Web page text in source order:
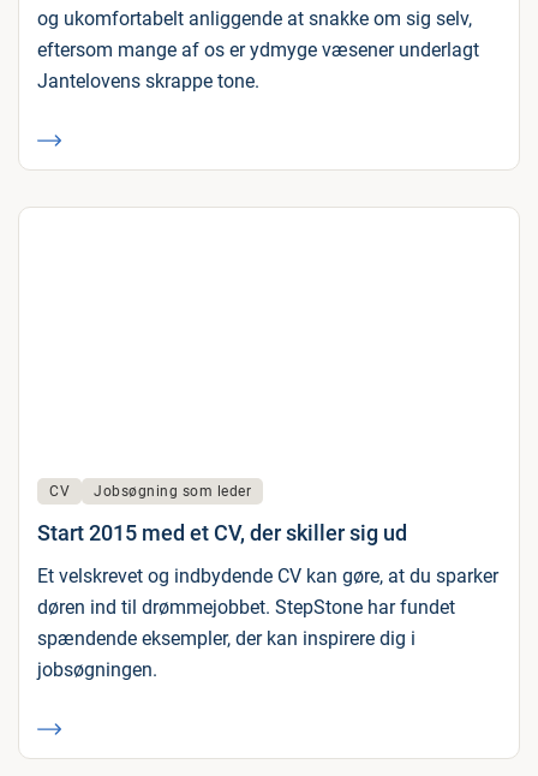
og ukomfortabelt anliggende at snakke om sig selv,
eftersom mange af os er ydmyge væsener underlagt
Jantelovens skrappe tone.
CV Jobsøgning som leder
Start 2015 med et CV, der skiller sig ud
Et velskrevet og indbydende CV kan gøre, at du sparker
døren ind til drømmejobbet. StepStone har fundet
spændende eksempler, der kan inspirere dig i
jobsøgningen.